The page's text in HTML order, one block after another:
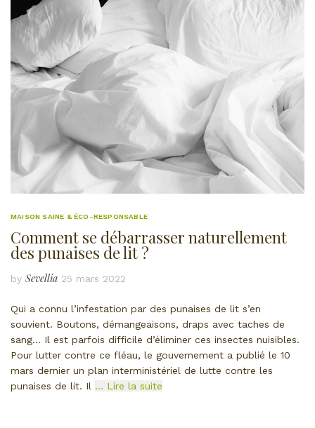
MAISON SAINE & ÉCO-RESPONSABLE
Comment se débarrasser naturellement
des punaises de lit ?
by Sevellia 25 mars 2022
Qui a connu l’infestation par des punaises de lit s’en
souvient. Boutons, démangeaisons, draps avec taches de
sang… Il est parfois difficile d’éliminer ces insectes nuisibles.
Pour lutter contre ce fléau, le gouvernement a publié le 10
mars dernier un plan interministériel de lutte contre les
punaises de lit. Il … Lire la suite